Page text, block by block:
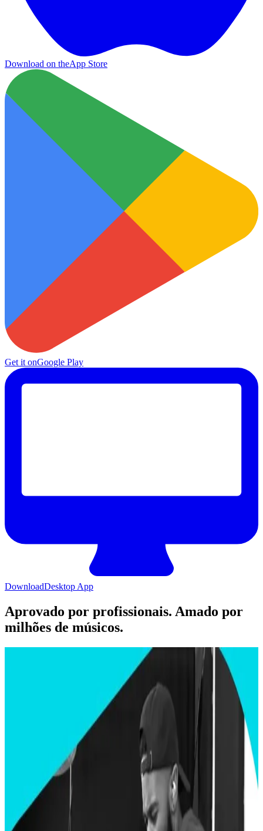
Download on theApp Store
Get it onGoogle Play
DownloadDesktop App
Aprovado por profissionais. Amado por
milhões de músicos.